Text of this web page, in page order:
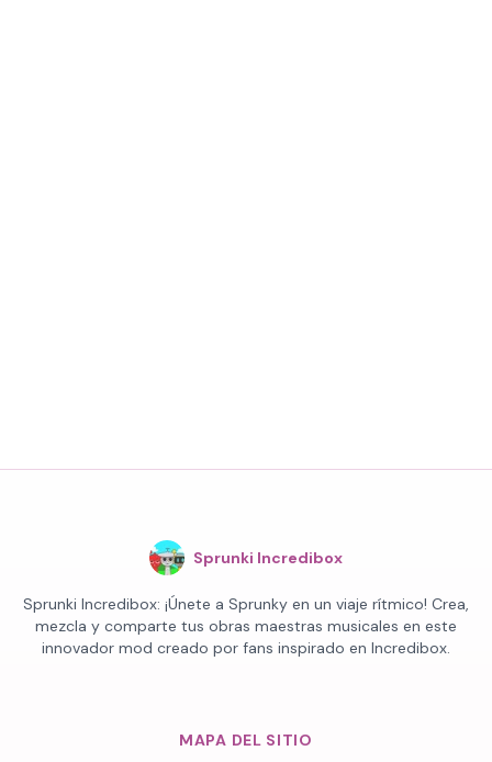
Sprunki Incredibox
Sprunki Incredibox: ¡Únete a Sprunky en un viaje rítmico! Crea,
mezcla y comparte tus obras maestras musicales en este
innovador mod creado por fans inspirado en Incredibox.
MAPA DEL SITIO